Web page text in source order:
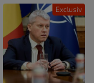
Exclusiv